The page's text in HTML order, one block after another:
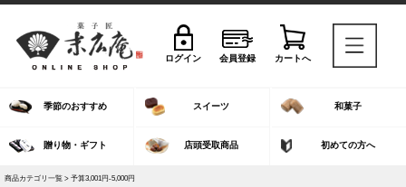
ログイン 会員登録 カートへ
季節のおすすめ スイーツ 和菓子
贈り物・ギフト 店頭受取商品 初めての方へ
商品カテゴリ一覧 > 予算3,001円-5,000円